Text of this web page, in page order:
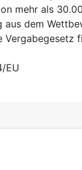
mehr als
aus dem
Vergabegesetz
EU